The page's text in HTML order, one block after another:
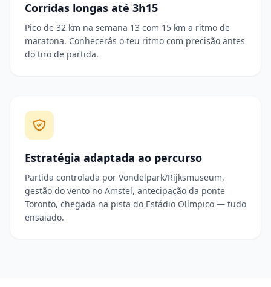
Corridas longas até 3h15
Pico de 32 km na semana 13 com 15 km a ritmo de
maratona. Conhecerás o teu ritmo com precisão antes
do tiro de partida.
Estratégia adaptada ao percurso
Partida controlada por Vondelpark/Rijksmuseum,
gestão do vento no Amstel, antecipação da ponte
Toronto, chegada na pista do Estádio Olímpico — tudo
ensaiado.